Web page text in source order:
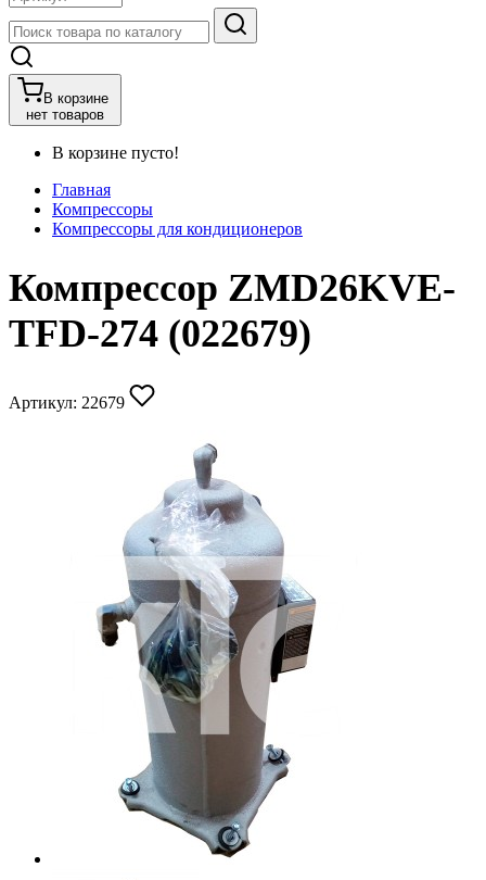
В корзине
нет товаров
В корзине пусто!
Главная
Компрессоры
Компрессоры для кондиционеров
Компрессор ZMD26KVE-
TFD-274 (022679)
Артикул: 22679